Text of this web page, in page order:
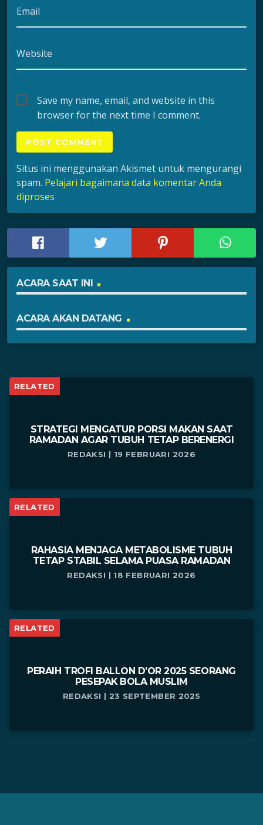
Email
Website
Save my name, email, and website in this
browser for the next time I comment.
Situs ini menggunakan Akismet untuk mengurangi
spam. Pelajari bagaimana data komentar Anda
diproses
ACARA SAAT INI
ACARA AKAN DATANG
RELATED
STRATEGI MENGATUR PORSI MAKAN SAAT
RAMADAN AGAR TUBUH TETAP BERENERGI
REDAKSI | 19 FEBRUARI 2026
RELATED
RAHASIA MENJAGA METABOLISME TUBUH
TETAP STABIL SELAMA PUASA RAMADAN
REDAKSI | 18 FEBRUARI 2026
RELATED
PERAIH TROFI BALLON D’OR 2025 SEORANG
PESEPAK BOLA MUSLIM
REDAKSI | 23 SEPTEMBER 2025